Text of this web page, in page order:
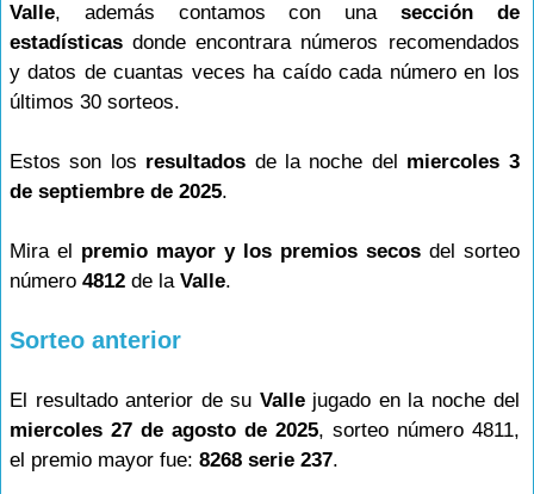
Valle, además contamos con una sección de
estadísticas donde encontrara números recomendados
y datos de cuantas veces ha caído cada número en los
últimos 30 sorteos.
Estos son los resultados de la noche del miercoles 3
de septiembre de 2025.
Mira el premio mayor y los premios secosdel sorteo
número 4812 de la Valle.
Sorteo anterior
El resultado anterior de su Vallejugado en la noche del
miercoles 27 de agosto de 2025, sorteo número 4811,
el premio mayor fue: 8268 serie 237.